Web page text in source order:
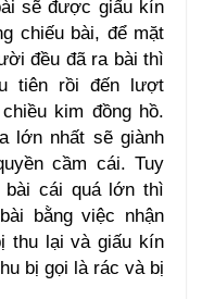
sẽ được giấu kín
chiếu bài, để mặt
đều đã ra bài thì
tiên rồi đến lượt
kim đồng hồ.
lớn nhất sẽ giành
cầm cái. Tuy
bài cái quá lớn thì
bằng việc nhận
thu lại và giấu kín
bị gọi là rác và bị